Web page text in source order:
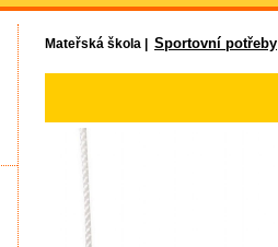
Mateřská škola | Sportovní potřeby